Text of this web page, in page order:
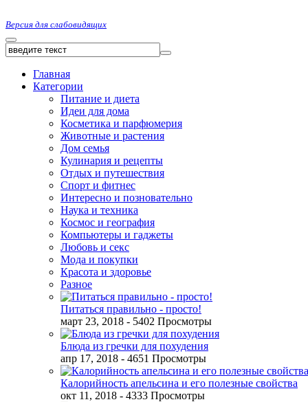
Версия для слабовидящих
Главная
Категории
Питание и диета
Идеи для дома
Косметика и парфюмерия
Животные и растения
Дом семья
Кулинария и рецепты
Отдых и путешествия
Спорт и фитнес
Интересно и позновательно
Наука и техника
Космос и география
Компьютеры и гаджеты
Любовь и секс
Мода и покупки
Красота и здоровье
Разное
Питаться правильно - просто!
март 23, 2018 - 5402 Просмотры
Блюда из гречки для похудения
апр 17, 2018 - 4651 Просмотры
Калорийность апельсина и его полезные свойства
окт 11, 2018 - 4333 Просмотры